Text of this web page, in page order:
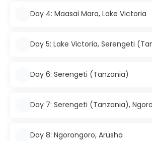
Day 4: Maasai Mara, Lake Victoria
Day 5: Lake Victoria, Serengeti
Day 6: Serengeti (Tanzania)
Day 7: Serengeti (Tanzania),
Day 8: Ngorongoro, Arusha